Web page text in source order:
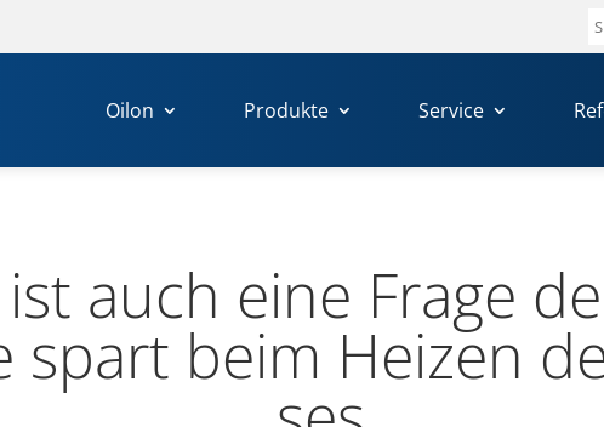
Oilon Produkte Service
auch eine Frage
spart beim Heizen